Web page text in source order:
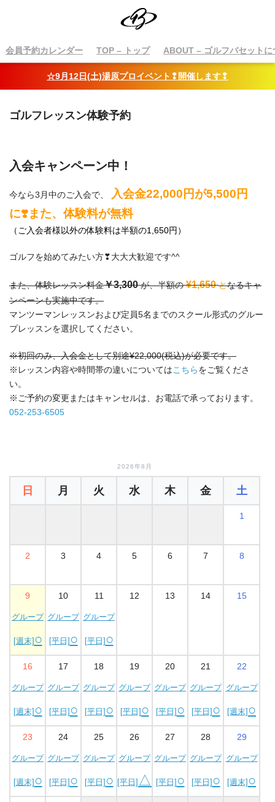
会員予約カレンダー TOP – トップ ABOUT – ゴルフバセットに
☆9月12日(土)湯原プロイベント❢開催します❢
ゴルフレッスン体験予約
入会キャンペーン中！
今なら3月中のご入会で、
入会金22,000円が5,500円
に❣️また、体験料が無料
（ご入会者様以外の体験料は半額の1,650円）
ゴルフを始めてみたい方❣大大大歓迎です^^
また、体験レッスン料金￥3,300が、半額の¥1,650となるキャ
ンペーンも実施中です。
マンツーマンレッスンおよび定員5名までのスクール形式のグルー
プレッスンを選択してください。
※初回のみ、入会金として別途¥22,000(税込)が必要です。
※レッスン内容や時間帯の違いについては こちら をご覧くださ
い。
※ご予約の変更またはキャンセルは、お電話で承っております。
052-253-6505
2026年8月
日 月 火 水 木 金 土
1
2 3 4 5 6 7 8
9
グループ
[週末] ○
10
グループ
[平日] ○
11
グループ
[平日] ○
12 13 14 15
16
グループ
[週末] ○
17
グループ
[平日] ○
18
グループ
[平日] ○
19
グループ
[平日] ○
20
グループ
[平日] ○
21
グループ
[平日] ○
22
グループ
[週末] ○
23
グループ
[週末] ○
24
グループ
[平日] ○
25
グループ
[平日] ○
26
グループ
[平日] △
27
グループ
[平日] ○
28
グループ
[平日] ○
29
グループ
[週末] ○